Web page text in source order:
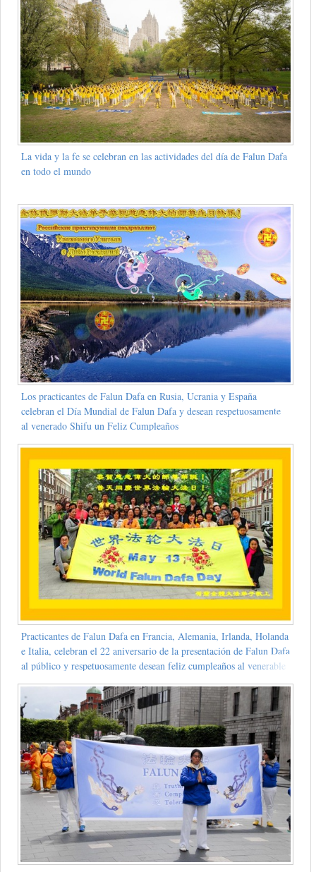
La vida y la fe se celebran en las actividades del día de Falun Dafa
en todo el mundo
Los practicantes de Falun Dafa en Rusia, Ucrania y España
celebran el Día Mundial de Falun Dafa y desean respetuosamente
al venerado Shifu un Feliz Cumpleaños
Practicantes de Falun Dafa en Francia, Alemania, Irlanda, Holanda
e Italia, celebran el 22 aniversario de la presentación de Falun Dafa
al público y respetuosamente desean feliz cumpleaños al venerable
Shifu